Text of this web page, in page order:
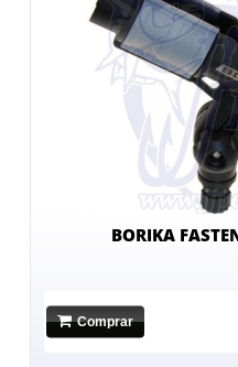
BORIKA
Comprar